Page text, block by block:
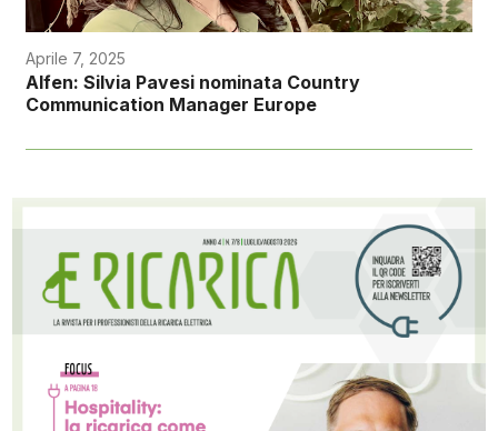
Aprile 7, 2025
Alfen: Silvia Pavesi nominata Country
Communication Manager Europe